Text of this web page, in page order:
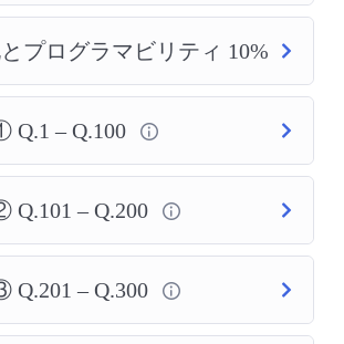
プログラマビリティ 10%
Q.1 – Q.100
– Q.200
– Q.300